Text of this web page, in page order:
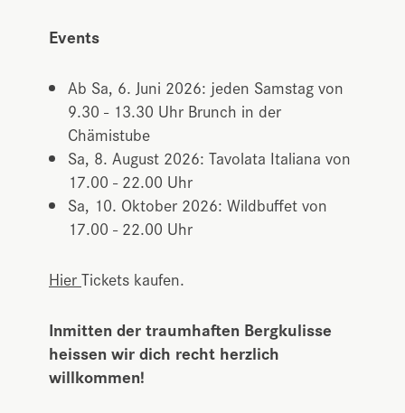
Events
Ab Sa, 6. Juni 2026: jeden Samstag von
9.30 - 13.30 Uhr Brunch in der
Chämistube
Sa, 8. August 2026: Tavolata Italiana von
17.00 - 22.00 Uhr
Sa, 10. Oktober 2026: Wildbuffet von
17.00 - 22.00 Uhr
HierTickets kaufen.
Inmitten der traumhaften Bergkulisse
heissen wir dich recht herzlich
willkommen!